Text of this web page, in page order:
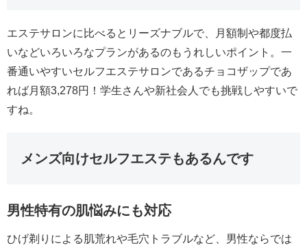
エステサロンに比べるとリーズナブルで、月額制や都度払
いなどいろいろなプランがあるのもうれしいポイント。一
番通いやすいセルフエステサロンであるチョコザップであ
れば月額3,278円！学生さんや新社会人でも挑戦しやすいで
すね。
メンズ向けセルフエステもあるんです
男性特有の肌悩みにも対応
ひげ剃りによる肌荒れや毛穴トラブルなど、男性ならでは